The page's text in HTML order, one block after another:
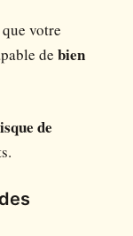
votre
de bien
de